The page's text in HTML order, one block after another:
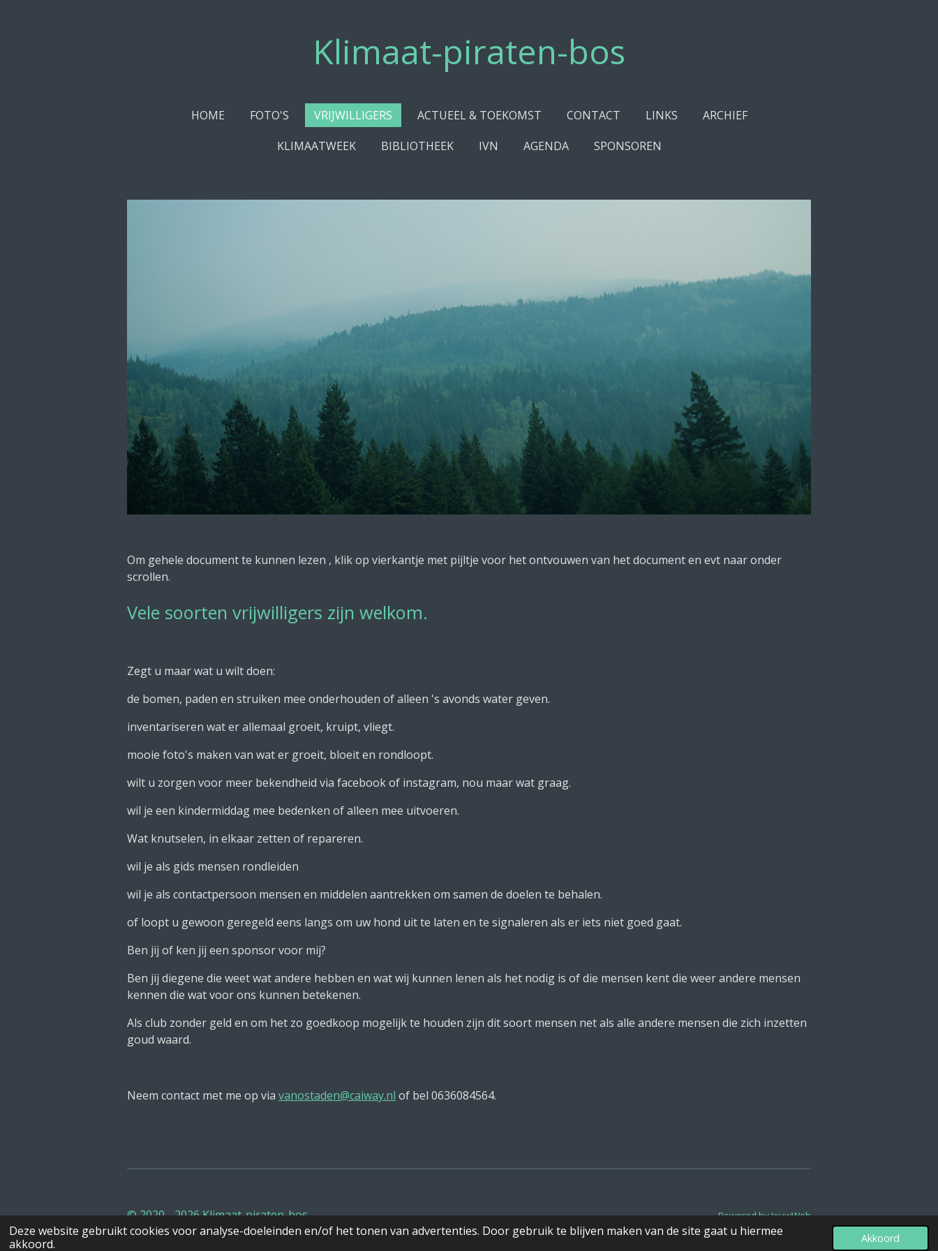
Deze website gebruikt cookies voor analyse-doeleinden en/of het tonen van advertenties. Door gebruik te blijven maken van de site gaat u hiermee
akkoord.
Akkoord
Klimaat-piraten-bos
HOME FOTO'S VRIJWILLIGERS ACTUEEL & TOEKOMST CONTACT LINKS
ARCHIEF
KLIMAATWEEK
BIBLIOTHEEK IVN AGENDA SPONSOREN
Om gehele document te kunnen lezen , klik op vierkantje met pijltje voor het ontvouwen van het document en evt naar onder
scrollen.
Vele soorten vrijwilligers zijn welkom.
Zegt u maar wat u wilt doen:
de bomen, paden en struiken mee onderhouden of alleen 's avonds water geven.
inventariseren wat er allemaal groeit, kruipt, vliegt.
mooie foto's maken van wat er groeit, bloeit en rondloopt.
wilt u zorgen voor meer bekendheid via facebook of instagram, nou maar wat graag.
wil je een kindermiddag mee bedenken of alleen mee uitvoeren.
Wat knutselen, in elkaar zetten of repareren.
wil je als gids mensen rondleiden
wil je als contactpersoon mensen en middelen aantrekken om samen de doelen te behalen.
of loopt u gewoon geregeld eens langs om uw hond uit te laten en te signaleren als er iets niet goed gaat.
Ben jij of ken jij een sponsor voor mij?
Ben jij diegene die weet wat andere hebben en wat wij kunnen lenen als het nodig is of die mensen kent die weer andere mensen
kennen die wat voor ons kunnen betekenen.
Als club zonder geld en om het zo goedkoop mogelijk te houden zijn dit soort mensen net als alle andere mensen die zich inzetten
goud waard.
Neem contact met me op via vanostaden@caiway.nl of bel 0636084564.
© 2020 - 2026 Klimaat-piraten-bos Powered byJouwWeb